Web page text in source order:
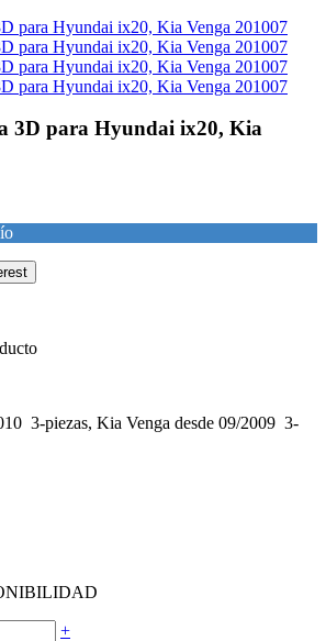
3D para Hyundai ix20, Kia
3-piezas, Kia Venga desde 09/2009 3-
+